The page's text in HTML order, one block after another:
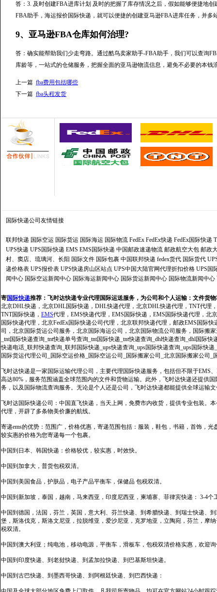
答：3. 及时创建FBA进库计划 及时的把握了库存情况之后，假如能够便捷地
FBA助手，海运报价国际快递，就可以便捷的创建亚马逊FBA进库任务，并多
9、亚马逊FBA仓库如何治理?
答：确实能帮助我们少走弯路。通过酷鸟卖家助手-FBA助手，我们可以查询
库龄等，一站式的仓储服务，把握全面的亚马逊物流信息，避免不必要的本钱
上一篇 fba费用包括哪些
下一篇 fba头程发货
国际快递公司 友情链接
联邦快递 国际空运 国际货运 国际海运 国际物流 FedEx FedEx快递 FedEx国际快递
UPS快递 UPS国际快递 EMS EMS国际快递 中国邮政速递物流 邮政航空大包 邮政
村、窦店、琉璃河、长阳 国际文件 国际包裹 中国联邦快递 fedex货代 国际货代
递价格表 UPS报价表 UPS快递房山区站点 UPS中国大陆官网代理折扣价格 UPS国
闻中心 国际空运新闻中心 国际海运新闻中心 国际货运新闻中心 国际物流新闻中心
寄国际快递推荐： 飞时达快递专业代理国际运送服务，为公司和个人运输：文件货
北京DHL快递，北京DHL国际快递，DHL快递代理，北京DHL快递代理，TNT代理
TNT国际快递， EMS代理，EMS快递代理，EMS国际快递，EMS国际快递代理，北
国际快递代理，北京FedEx国际快递公司代理，北京联邦快递代理，邮政EMS国际
司，北京国际货运公司服务，北京国际海运公司，北京国际物流公司服务，国际搬
_tnt国际快递查询_tnt快递单号查询_tnt国际快递_tnt快递查询_dhl快递查询_dhl国际
快递电话_联邦快递查询_联邦国际快递_ups快递查询_ups国际快递查询_ups国际快
国际货运代理公司_国际空运价格_国际空运公司_国际搬家公司_北京国际搬家公司_
飞时达快递是一家国际运输代理公司，主要代理国际快递服务，包括但不限于EMS
高达80%，服务范围涵盖全球范围内的文件和货物运输。此外，飞时达快递还提供
务，以及国际物流查询服务。无论是个人还是公司，飞时达快递都能提供全球运输
飞时达国际快递公司：中国直飞快递，当天上网，免费市内收货，提供专业包装。
代理，开辟了多条物美价廉的航线。
寄递ems的优势：范围广，价格优惠，寄递范围包括：服装，鞋包，书籍，首饰，
较实惠的价格为您寄递每一个包裹。
中国到日本、韩国快递：价格较优，较实惠，时效快。
中国到加拿大，普货包税双清。
中国到美国食品，护肤品，电子产品平衡车，保健品 包税双清。
中国到新加坡，泰国，越南，马来西亚，印度尼西亚，柬埔寨、菲律宾快递： 3-4个
中国到德国，法国，芬兰，英国，意大利、芬兰快递、到希腊快递、到瑞士快递、
堡，斯洛伐克，斯洛文尼亚，拉脱维亚，爱沙尼亚，克罗地亚，立陶宛，芬兰，摩
税双清。
中国到澳大利亚；纯电池，移动电源，平衡车，滑板车，包税双清价格实惠，欢迎
中国到印度快递、到老挝快递、到孟加拉快递、到巴基斯坦快递。
中国到古巴快递、到墨西哥快递、到阿根廷快递、到巴西快递：